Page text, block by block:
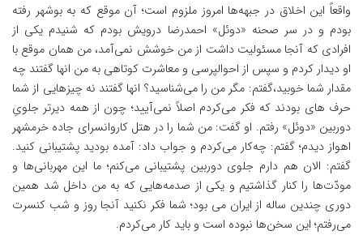
واقعاً این اخلاق در جبهه‌ها امروز ملزوم است؛ آن موقع که به بوشهر رفته
بودم و در سر صحنه «دوئل» احمدرضا درویش بودم که شنیدم یکی از
افرادی که آنجا مسئولیت داشت از من خوشش نمی‌آمد، من همان موقع با
او دیدار کردم و سپس از احوالپرسی و معاشرت کوتاهی به من انها گفتند چه
مقدار شما خوبید،گفتم: مگر من را می‌شناسید؟ انها گفتند نه چیزهایی از شما
حرف های بودند که فکر می‌کردم اصلاً نمی‌آیید؛ چون از همه دیرتر جلویِ
دوربین «دوئل» رفتم. او گفت: من شما را در هتل کاروانسرای جاده خرمشهر
اهواز دیدم؛ گفتم: چه‌کار می‌کردم و جواب داد: آمده بودید پشتیبانی کنید.
گفتم: الان هم دارم جلوی دوربین پشتیبانی می‌کنم؛ ما این مهربانی‌ها و
مودّت‌ها را کنار گذاشتیم و یکی از صدمه‌هایی که به من داخل شد همین
دوری چندین ساله از ایران می بود؛ شما فکر نکنید آنجا روز و شب کنسرت
می‌رفتم؛ این سخن‌ها نبوده است و باید کار می‌کردم.